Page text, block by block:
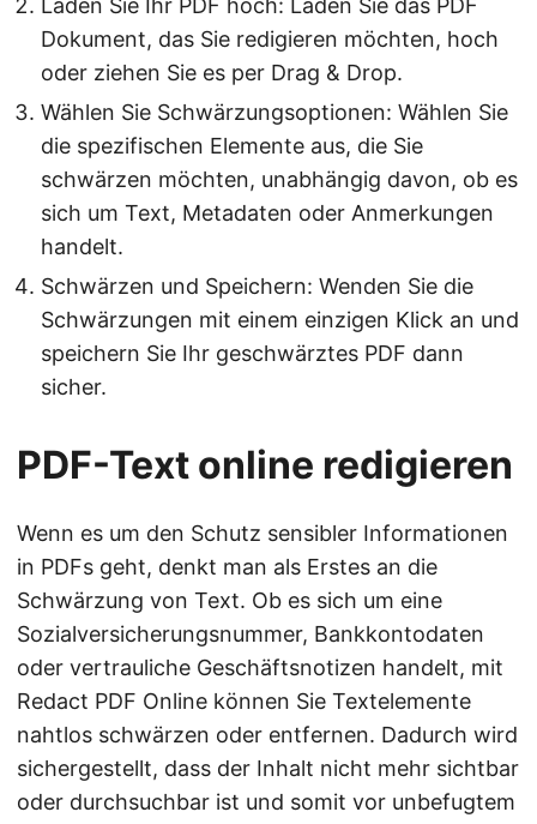
Laden Sie Ihr PDF hoch: Laden Sie das PDF
Dokument, das Sie redigieren möchten, hoch
oder ziehen Sie es per Drag & Drop.
Wählen Sie Schwärzungsoptionen: Wählen Sie
die spezifischen Elemente aus, die Sie
schwärzen möchten, unabhängig davon, ob es
sich um Text, Metadaten oder Anmerkungen
handelt.
Schwärzen und Speichern: Wenden Sie die
Schwärzungen mit einem einzigen Klick an und
speichern Sie Ihr geschwärztes PDF dann
sicher.
PDF-Text online redigieren
Wenn es um den Schutz sensibler Informationen
in PDFs geht, denkt man als Erstes an die
Schwärzung von Text. Ob es sich um eine
Sozialversicherungsnummer, Bankkontodaten
oder vertrauliche Geschäftsnotizen handelt, mit
Redact PDF Online können Sie Textelemente
nahtlos schwärzen oder entfernen. Dadurch wird
sichergestellt, dass der Inhalt nicht mehr sichtbar
oder durchsuchbar ist und somit vor unbefugtem